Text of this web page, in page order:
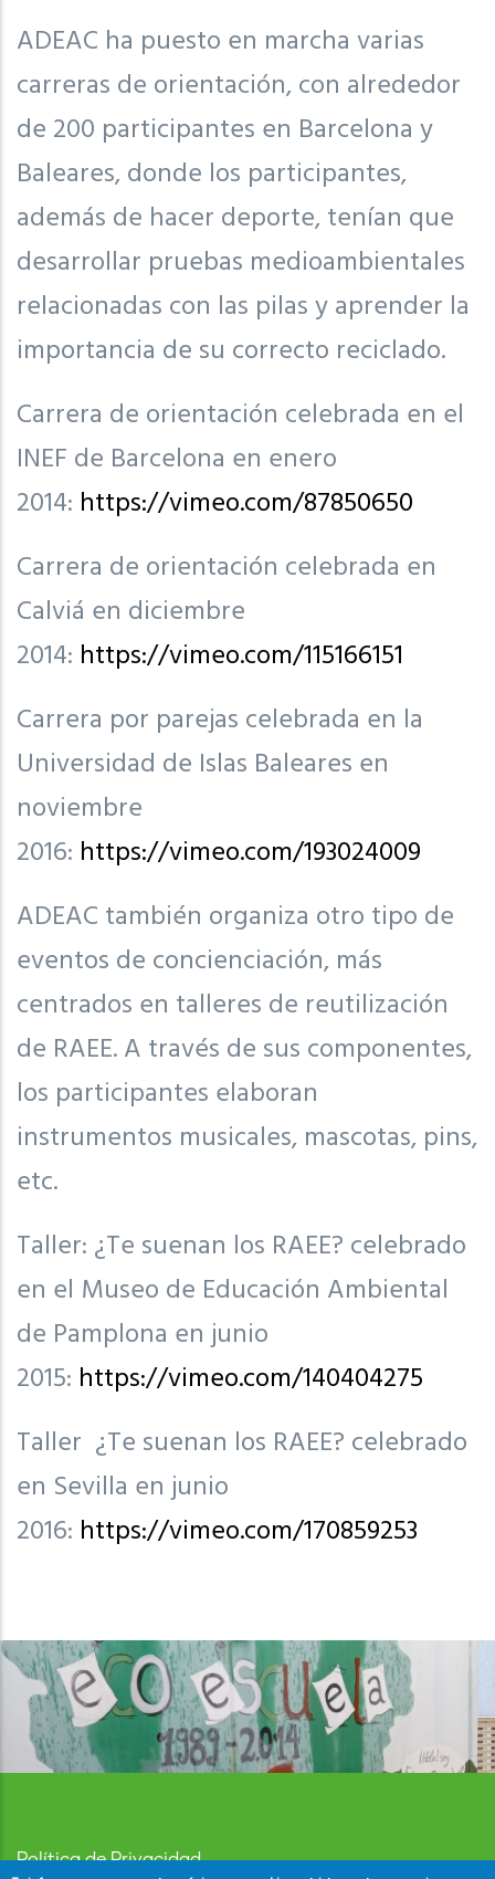
ADEAC ha puesto en marcha varias
carreras de orientación, con alrededor
de 200 participantes en Barcelona y
Baleares, donde los participantes,
además de hacer deporte, tenían que
desarrollar pruebas medioambientales
relacionadas con las pilas y aprender la
importancia de su correcto reciclado.
Carrera de orientación celebrada en el
INEF de Barcelona en enero
2014: https://vimeo.com/87850650
Carrera de orientación celebrada en
Calviá en diciembre
2014: https://vimeo.com/115166151
Carrera por parejas celebrada en la
Universidad de Islas Baleares en
noviembre
2016: https://vimeo.com/193024009
ADEAC también organiza otro tipo de
eventos de concienciación, más
centrados en talleres de reutilización
de RAEE. A través de sus componentes,
los participantes elaboran
instrumentos musicales, mascotas, pins,
etc.
Taller: ¿Te suenan los RAEE? celebrado
en el Museo de Educación Ambiental
de Pamplona en junio
2015: https://vimeo.com/140404275
Taller ¿Te suenan los RAEE? celebrado
en Sevilla en junio
2016: https://vimeo.com/170859253
Política de Privacidad